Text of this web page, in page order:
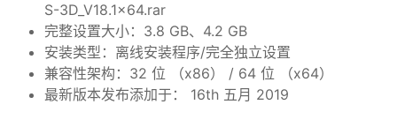
S-3D_V18.1×64.rar
完整设置大小：3.8 GB、4.2 GB
安装类型：离线安装程序/完全独立设置
兼容性架构：32 位 （x86） / 64 位 （x64）
最新版本发布添加于： 16th 五月 2019